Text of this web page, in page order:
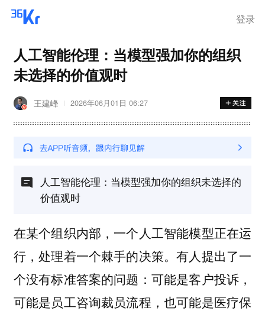
登录
人工智能伦理：当模型强加你的组织
未选择的价值观时
王建峰 2026年06月01日 06:27
人工智能伦理：当模型强加你的组织未选择的
价值观时
在某个组织内部，一个人工智能模型正在运
行，处理着一个棘手的决策。有人提出了一
个没有标准答案的问题：可能是客户投诉，
可能是员工咨询裁员流程，也可能是医疗保